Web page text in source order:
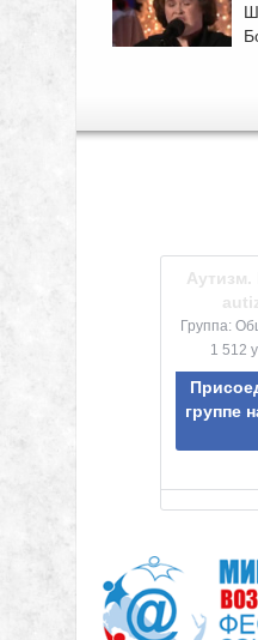
Аутизм.
Группа:
1 512
группе